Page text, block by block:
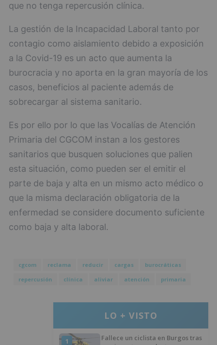
que no tenga repercusión clínica.
La gestión de la Incapacidad Laboral tanto por
contagio como aislamiento debido a exposición
a la Covid-19 es un acto que aumenta la
burocracia y no aporta en la gran mayoría de los
casos, beneficios al paciente además de
sobrecargar al sistema sanitario.
Es por ello por lo que las Vocalías de Atención
Primaria del CGCOM instan a los gestores
sanitarios que busquen soluciones que palien
esta situación, como pueden ser el emitir el
parte de baja y alta en un mismo acto médico o
que la misma declaración obligatoria de la
enfermedad se considere documento suficiente
como baja y alta laboral.
cgcom reclama reducir cargas
burocráticas
repercusión
clínica aliviar atención primaria
LO + VISTO
1
Fallece un ciclista en Burgos tras